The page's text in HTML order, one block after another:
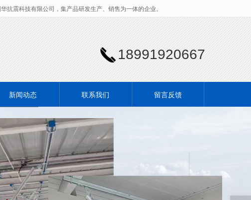
震科技有限公司，集产品研发生产、销售为一体的企业。
18991920667
新闻动态 联系我们 留言反馈